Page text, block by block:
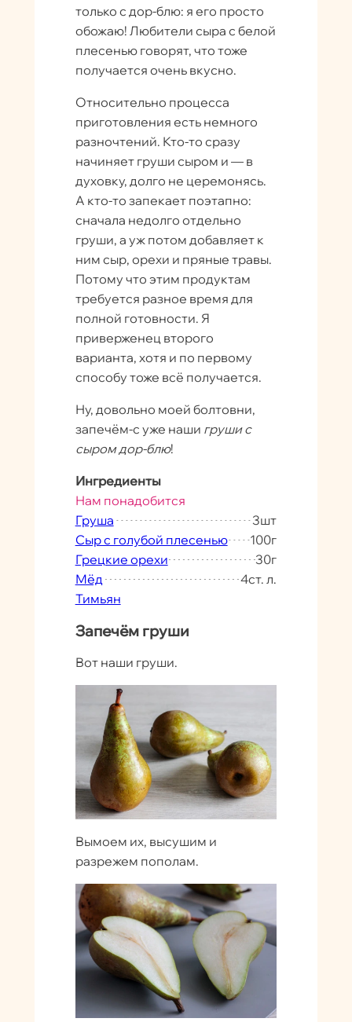
только с дор-блю: я его просто
обожаю! Любители сыра с белой
плесенью говорят, что тоже
получается очень вкусно.
Относительно процесса
приготовления есть немного
разночтений. Кто-то сразу
начиняет груши сыром и — в
духовку, долго не церемонясь.
А кто-то запекает поэтапно:
сначала недолго отдельно
груши, а уж потом добавляет к
ним сыр, орехи и пряные травы.
Потому что этим продуктам
требуется разное время для
полной готовности. Я
приверженец второго
варианта, хотя и по первому
способу тоже всё получается.
Ну, довольно моей болтовни,
запечём-с уже наши груши с
сыром дор-блю!
Ингредиенты
Нам понадобится
Груша
3шт
Сыр с голубой плесенью
100г
Грецкие орехи
30г
Мёд
4ст. л.
Тимьян
Запечём груши
Вот наши груши.
Вымоем их, высушим и
разрежем пополам.